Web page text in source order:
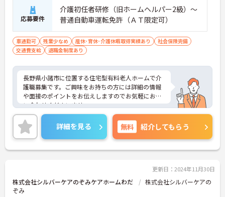
応募要件
介護初任者研修（旧ホームヘルパー2級）～
普通自動車運転免許（ＡＴ限定可）
車通勤可 残業少なめ 産休･育休･介護休暇取得実績あり
社会保険完備
交通費支給
退職金制度あり
長野県小諸市に位置する住宅型有料老人ホームで介
護職募集です。ご興味をお持ちの方には詳細の情報
や面接のポイントをお伝えしますのでお気軽にお問
い合わせくださいませ。
詳細を見る 無料 紹介してもらう
更新日：2024年11月30日
株式会社シルバーケアのぞみケアホームわだ
株式会社シルバーケアの
ぞみ